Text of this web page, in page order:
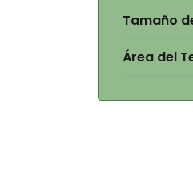
Tamaño
Área del